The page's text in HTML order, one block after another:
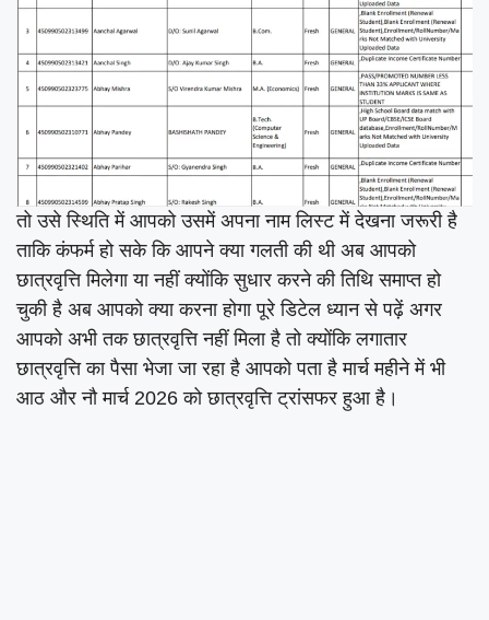
तो उसे स्थिति में आपको उसमें अपना नाम लिस्ट में देखना जरूरी है
ताकि कंफर्म हो सके कि आपने क्या गलती की थी अब आपको
छात्रवृत्ति मिलेगा या नहीं क्योंकि सुधार करने की तिथि समाप्त हो
चुकी है अब आपको क्या करना होगा पूरे डिटेल ध्यान से पढ़ें अगर
आपको अभी तक छात्रवृत्ति नहीं मिला है तो क्योंकि लगातार
छात्रवृत्ति का पैसा भेजा जा रहा है आपको पता है मार्च महीने में भी
आठ और नौ मार्च 2026 को छात्रवृत्ति ट्रांसफर हुआ है।